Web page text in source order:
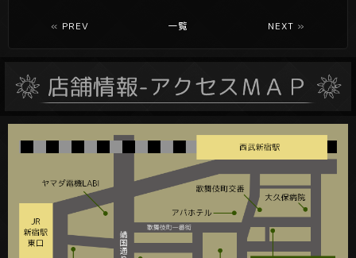
« PREV 一覧 NEXT »